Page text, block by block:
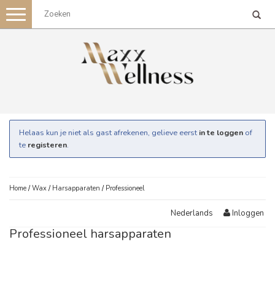
Toggle
navigation
Helaas kun je niet als gast afrekenen, gelieve eerst in te loggen of
te registeren.
Home /Wax / Harsapparaten / Professioneel
Nederlands Inloggen
Professioneel harsapparaten